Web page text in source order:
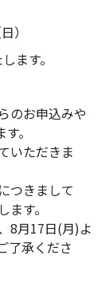
）
ます。
のお申込みや
。
いただきま
つきまして
す。
8月17日(月)よ
了承くださ